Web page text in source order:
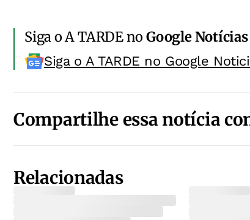
Siga o A TARDE noGoogle Notícias
Siga o A TARDE no Google
Compartilhe essa notícia
Relacionadas